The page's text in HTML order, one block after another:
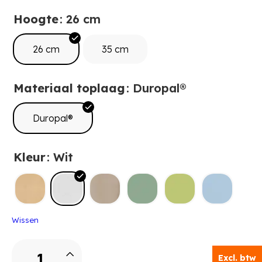
Excl. btw
Hoogte: 26 cm
26 cm 35 cm
Materiaal toplaag: Duropal®
Duropal®
Kleur: Wit
Wissen